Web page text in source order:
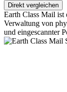
Direkt vergleichen
Earth Class Mail ist
Verwaltung von
und eingescannter